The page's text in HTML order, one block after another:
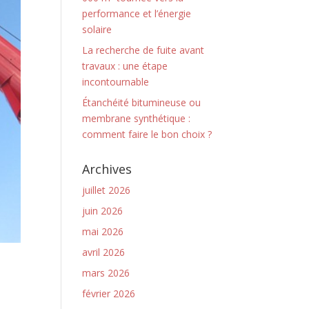
performance et l’énergie
solaire
La recherche de fuite avant
travaux : une étape
incontournable
Étanchéité bitumineuse ou
membrane synthétique :
comment faire le bon choix ?
Archives
juillet 2026
juin 2026
mai 2026
avril 2026
mars 2026
février 2026